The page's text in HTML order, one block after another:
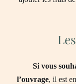
Si vous
l’ouvrage, il est